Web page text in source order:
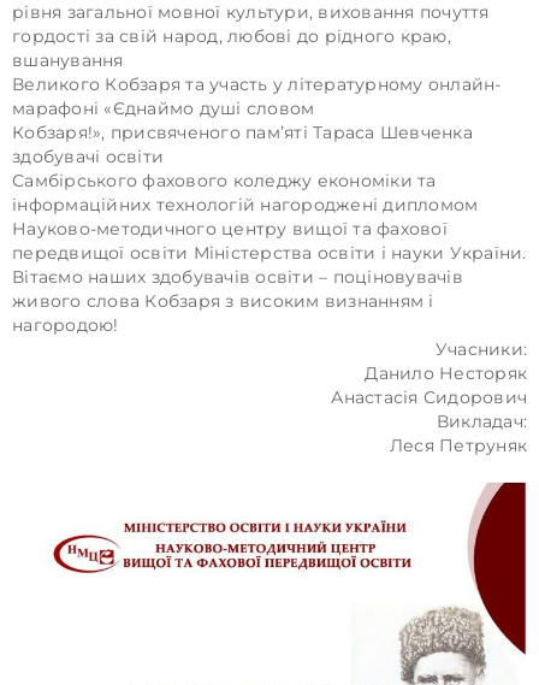
рівня загальної мовної культури, виховання почуття
гордості за свій народ, любові до рідного краю,
вшанування
Великого Кобзаря та участь у літературному онлайн-
марафоні «Єднаймо душі словом
Кобзаря!», присвяченого памʼяті Тараса Шевченка
здобувачі освіти
Самбірського фахового коледжу економіки та
інформаційних технологій нагороджені дипломом
Науково-методичного центру вищої та фахової
передвищої освіти Міністерства освіти і науки України.
Вітаємо наших здобувачів освіти – поціновувачів
живого слова Кобзаря з високим визнанням і
нагородою!
Учасники:
Данило Несторяк
Анастасія Сидорович
Викладач:
Леся Петруняк